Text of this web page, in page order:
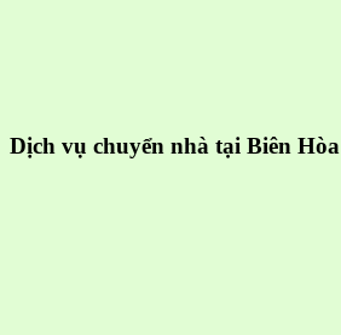
Dịch vụ chuyển nhà tại Biên Hòa